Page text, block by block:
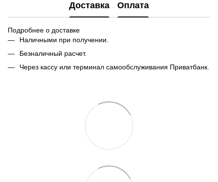
Доставка Оплата
Подробнее о доставке
Наличными при получении.
Безналичный расчет.
Через кассу или терминал самообслуживания Приватбанк.